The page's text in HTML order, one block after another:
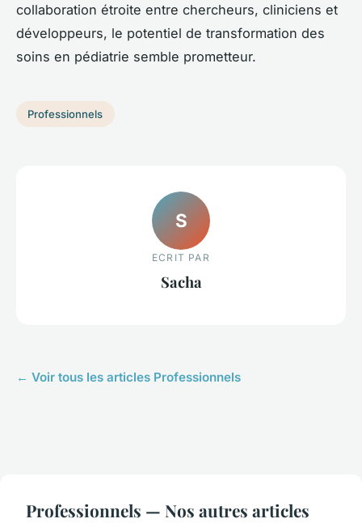
collaboration étroite entre chercheurs, cliniciens et
développeurs, le potentiel de transformation des
soins en pédiatrie semble prometteur.
Professionnels
S
ECRIT PAR
Sacha
← Voir tous les articles Professionnels
Professionnels — Nos autres articles